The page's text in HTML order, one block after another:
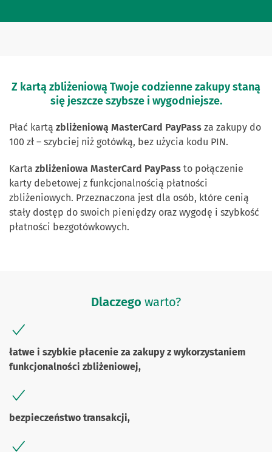
Z kartą zbliżeniową Twoje codzienne zakupy staną
się jeszcze szybsze i wygodniejsze.
Płać kartą zbliżeniową MasterCard PayPass za zakupy do
100 zł – szybciej niż gotówką, bez użycia kodu PIN.
Karta zbliżeniowa MasterCard PayPass to połączenie
karty debetowej z funkcjonalnością płatności
zbliżeniowych. Przeznaczona jest dla osób, które cenią
stały dostęp do swoich pieniędzy oraz wygodę i szybkość
płatności bezgotówkowych.
Dlaczego warto?
łatwe i szybkie płacenie za zakupy z wykorzystaniem
funkcjonalności zbliżeniowej,
bezpieczeństwo transakcji,